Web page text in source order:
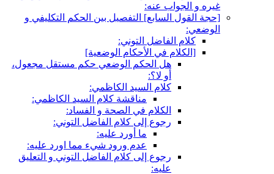
غيره و الجواب عنه:
[حجة القول السابع‏] التفصيل بين الحكم التكليفي و
الوضعي:
كلام الفاضل التوني:
[الكلام في الأحكام الوضعية]
هل الحكم الوضعي حكم مستقل مجعول،
أو لا؟:
كلام السيد الكاظمي:
مناقشة كلام السيد الكاظمي:
الكلام في الصحة و الفساد:
رجوع إلى كلام الفاضل التوني:
ما أورد عليه:
عدم ورود شي‏ء مما اورد عليه:
رجوع إلى كلام الفاضل التوني و التعليق
عليه: